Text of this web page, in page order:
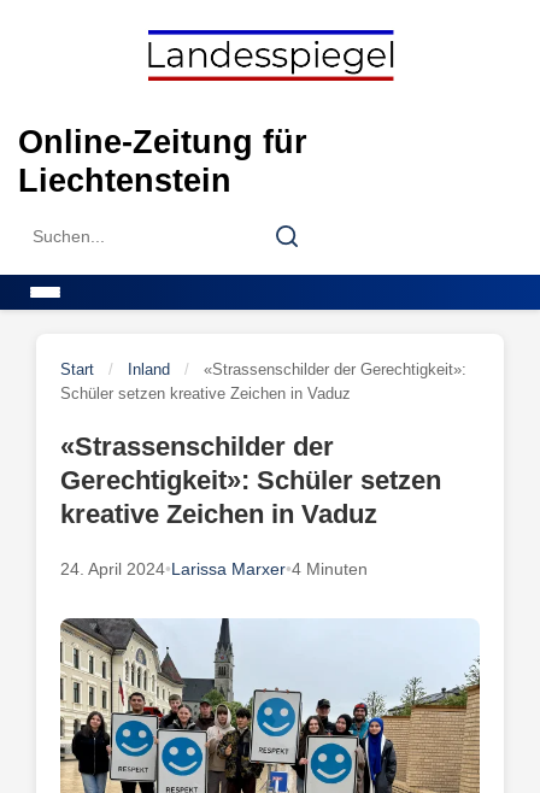
Online-Zeitung für
Liechtenstein
Search
Search
Start / Inland /
«Strassenschilder der Gerechtigkeit»:
Schüler setzen kreative Zeichen in Vaduz
«Strassenschilder der
Gerechtigkeit»: Schüler setzen
kreative Zeichen in Vaduz
24. April 2024•Larissa Marxer•4 Minuten